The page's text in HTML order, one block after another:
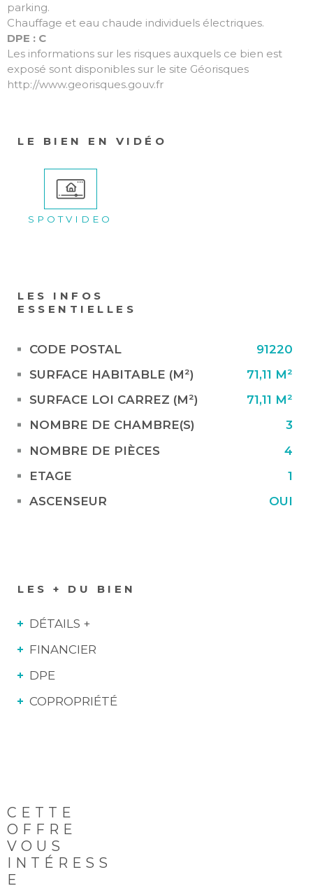
parking.
Chauffage et eau chaude individuels électriques.
DPE : C
Les informations sur les risques auxquels ce bien est
exposé sont disponibles sur le site Géorisques
http://www.georisques.gouv.fr
LE BIEN EN VIDÉO
SPOTVIDEO
LES INFOS
ESSENTIELLES
Caractérisque Valeurs
CODE POSTAL
91220
SURFACE HABITABLE (M²)
71,11 M²
SURFACE LOI CARREZ (M²)
71,11 M²
NOMBRE DE CHAMBRE(S)
3
NOMBRE DE PIÈCES
4
ETAGE
1
ASCENSEUR
OUI
LES + DU BIEN
DÉTAILS +
FINANCIER
DPE
COPROPRIÉTÉ
CETTE
OFFRE
VOUS
INTÉRESS
E